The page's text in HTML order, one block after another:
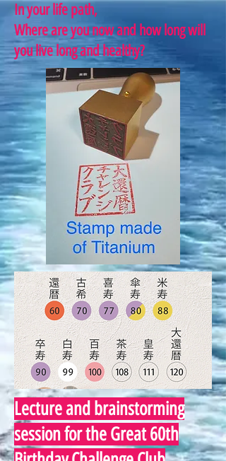
In your life path,
Where are you now and how long will
you live long and healthy?
Lecture and brainstorming
session for the Great 60th